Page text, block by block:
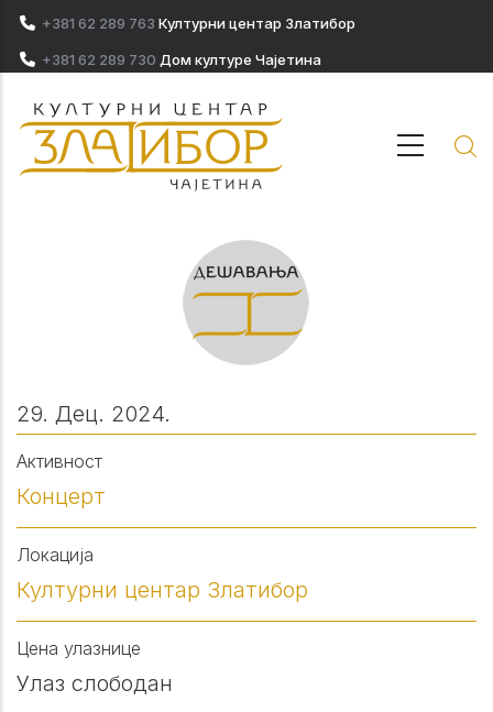
Skip to main content
+381 62 289 763 Културни центар Златибор
+381 62 289 730 Дом културе Чајетина
29. Дец. 2024.
Активност
Концерт
Локација
Културни центар Златибор
Цена улазнице
Улаз слободан